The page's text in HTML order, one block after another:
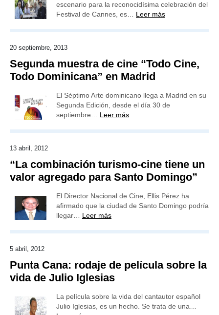
escenario para la reconocidísima celebración del
Festival de Cannes, es… Leer más
20 septiembre, 2013
Segunda muestra de cine “Todo Cine,
Todo Dominicana” en Madrid
El Séptimo Arte dominicano llega a Madrid en su
Segunda Edición, desde el día 30 de
septiembre… Leer más
13 abril, 2012
“La combinación turismo-cine tiene un
valor agregado para Santo Domingo”
El Director Nacional de Cine, Ellis Pérez ha
afirmado que la ciudad de Santo Domingo podría
llegar… Leer más
5 abril, 2012
Punta Cana: rodaje de película sobre la
vida de Julio Iglesias
La película sobre la vida del cantautor español
Julio Iglesias, es un hecho. Se trata de una…